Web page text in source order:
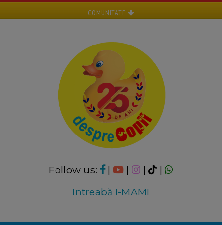
COMUNITATE
Follow us: | | |
|
Intreabă I-MAMI